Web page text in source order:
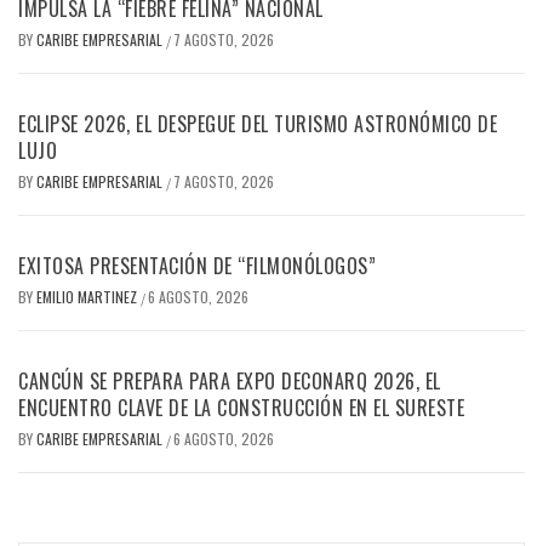
IMPULSA LA “FIEBRE FELINA” NACIONAL
BYCARIBE EMPRESARIAL / 7 AGOSTO, 2026
ECLIPSE 2026, EL DESPEGUE DEL TURISMO ASTRONÓMICO DE
LUJO
BYCARIBE EMPRESARIAL / 7 AGOSTO, 2026
EXITOSA PRESENTACIÓN DE “FILMONÓLOGOS”
BYEMILIO MARTINEZ /6 AGOSTO, 2026
CANCÚN SE PREPARA PARA EXPO DECONARQ 2026, EL
ENCUENTRO CLAVE DE LA CONSTRUCCIÓN EN EL SURESTE
BYCARIBE EMPRESARIAL /6 AGOSTO, 2026